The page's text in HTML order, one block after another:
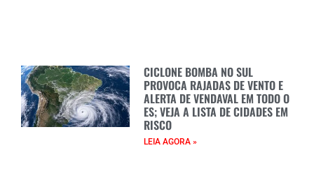
CICLONE BOMBA NO SUL
PROVOCA RAJADAS DE VENTO E
ALERTA DE VENDAVAL EM TODO O
ES; VEJA A LISTA DE CIDADES EM
RISCO
LEIA AGORA »